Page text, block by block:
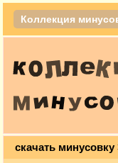
Коллекция
скачать